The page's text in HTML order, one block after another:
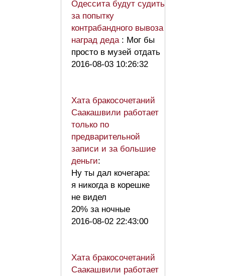
Одессита будут судить
за попытку
контрабандного вывоза
наград деда : Мог бы
просто в музей отдать
2016-08-03 10:26:32
Хата бракосочетаний
Саакашвили работает
только по
предварительной
записи и за большие
деньги:
Ну ты дал кочегара:
я никогда в корешке
не видел
20% за ночные
2016-08-02 22:43:00
Хата бракосочетаний
Саакашвили работает